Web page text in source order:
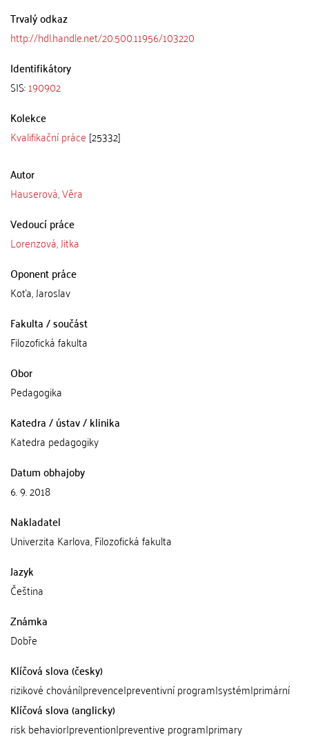
Trvalý odkaz
http://hdl.handle.net/20.500.11956/103220
Identifikátory
SIS:190902
Kolekce
Kvalifikační práce [25332]
Autor
Hauserová, Věra
Vedoucí práce
Lorenzová, Jitka
Oponent práce
Koťa, Jaroslav
Fakulta / součást
Filozofická fakulta
Obor
Pedagogika
Katedra / ústav / klinika
Katedra pedagogiky
Datum obhajoby
6. 9. 2018
Nakladatel
Univerzita Karlova, Filozofická fakulta
Jazyk
Čeština
Známka
Dobře
Klíčová slova (česky)
rizikové chování|prevence|preventivní program|systém|primární
Klíčová slova (anglicky)
risk behavior|prevention|preventive program|primary